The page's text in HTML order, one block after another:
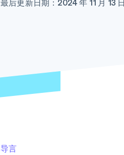
最后更新日期：2024 年 11 月 13 日
导言